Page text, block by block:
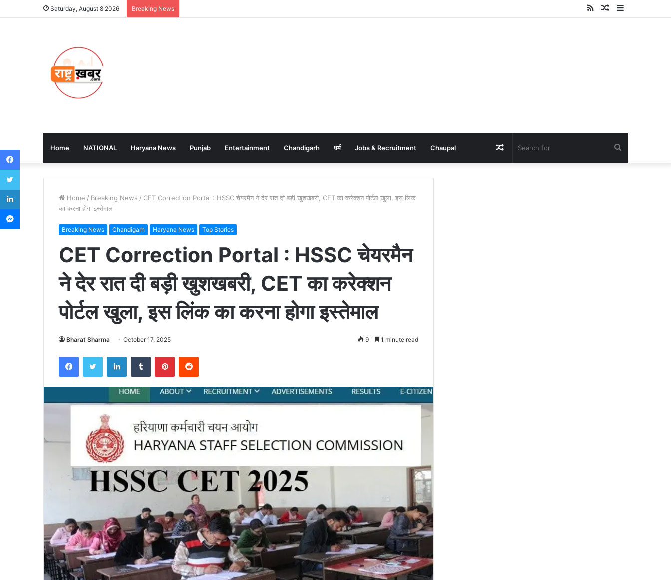
Saturday, August 8 2026 Breaking News
Random
RSS
Home NATIONAL Haryana News Punjab Entertainment Chandigarh धर्म Jobs & Recruitment Chaupal Random
Home / Breaking News / CET Correction Portal : HSSC चेयरमैन ने देर रात दी बड़ी खुशखबरी, CET का करेक्शन पोर्टल खुला, इस लिंक
का करना होगा इस्तेमाल
Breaking News Chandigarh Haryana News Top Stories
CET Correction Portal : HSSC चेयरमैन
ने देर रात दी बड़ी खुशखबरी, CET का करेक्शन
पोर्टल खुला, इस लिंक का करना होगा इस्तेमाल
Bharat Sharma October 17, 2025 9 1 minute read